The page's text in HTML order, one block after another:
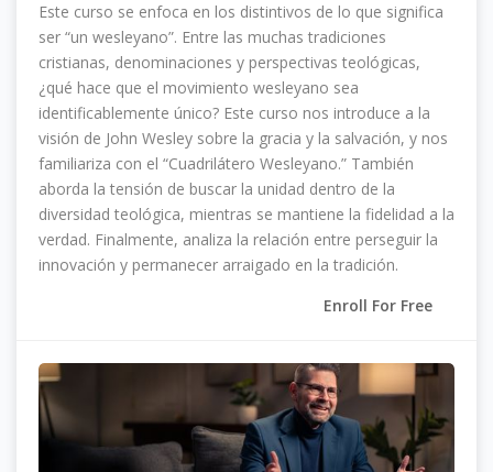
Este curso se enfoca en los distintivos de lo que significa
ser “un wesleyano”. Entre las muchas tradiciones
cristianas, denominaciones y perspectivas teológicas,
¿qué hace que el movimiento wesleyano sea
identificablemente único? Este curso nos introduce a la
visión de John Wesley sobre la gracia y la salvación, y nos
familiariza con el “Cuadrilátero Wesleyano.” También
aborda la tensión de buscar la unidad dentro de la
diversidad teológica, mientras se mantiene la fidelidad a la
verdad. Finalmente, analiza la relación entre perseguir la
innovación y permanecer arraigado en la tradición.
Enroll For Free